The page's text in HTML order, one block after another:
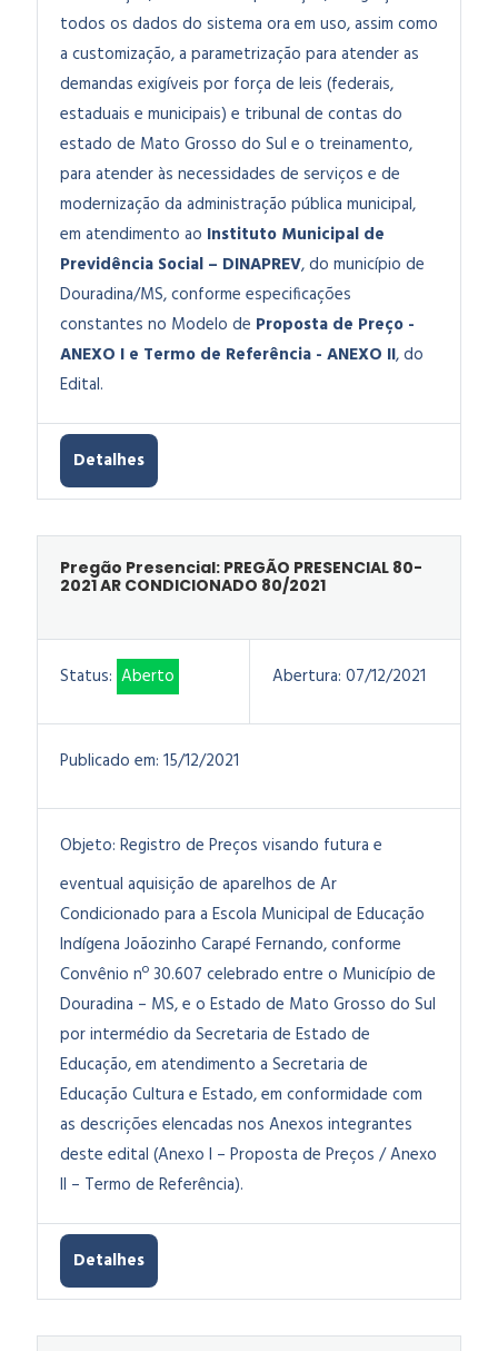
todos os dados do sistema ora em uso, assim como
a customização, a parametrização para atender as
demandas exigíveis por força de leis (federais,
estaduais e municipais) e tribunal de contas do
estado de Mato Grosso do Sul e o treinamento,
para atender às necessidades de serviços e de
modernização da administração pública municipal,
em atendimento ao Instituto Municipal de
Previdência Social – DINAPREV,do município de
Douradina/MS, conforme especificações
constantes no Modelo de Proposta de Preço -
ANEXO I e Termo de Referência - ANEXO II, do
Edital.
Detalhes
Pregão Presencial: PREGÃO PRESENCIAL 80-
2021 AR CONDICIONADO 80/2021
Status: Aberto Abertura: 07/12/2021
Publicado em: 15/12/2021
Objeto: Registro de Preços visando futura e
eventual aquisição de aparelhos de Ar
Condicionado para a Escola Municipal de Educação
Indígena Joãozinho Carapé Fernando, conforme
Convênio nº 30.607 celebrado entre o Município de
Douradina – MS, e o Estado de Mato Grosso do Sul
por intermédio da Secretaria de Estado de
Educação, em atendimento a Secretaria de
Educação Cultura e Estado, em conformidade com
as descrições elencadas nos Anexos integrantes
deste edital (Anexo I – Proposta de Preços / Anexo
II – Termo de Referência).
Detalhes